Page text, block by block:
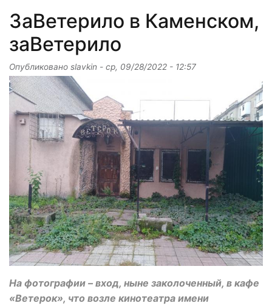
ЗаВетерило в Каменском,
заВетерило
Опубликовано slavkin - ср, 09/28/2022 - 12:57
На фотографии – вход, ныне заколоченный, в кафе
«Ветерок», что возле кинотеатра имени